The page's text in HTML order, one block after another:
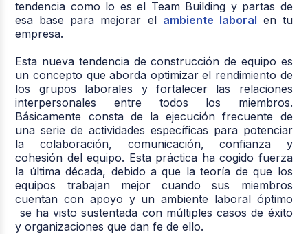
tendencia como lo es el Team Building y partas de
esa base para mejorar el ambiente laboral en tu
empresa.
Esta nueva tendencia de construcción de equipo es
un concepto que aborda optimizar el rendimiento de
los grupos laborales y fortalecer las relaciones
interpersonales entre todos los miembros.
Básicamente consta de la ejecución frecuente de
una serie de actividades específicas para potenciar
la colaboración, comunicación, confianza y
cohesión del equipo. Esta práctica ha cogido fuerza
la última década, debido a que la teoría de que los
equipos trabajan mejor cuando sus miembros
cuentan con apoyo y un ambiente laboral óptimo
se ha visto sustentada con múltiples casos de éxito
y organizaciones que dan fe de ello.